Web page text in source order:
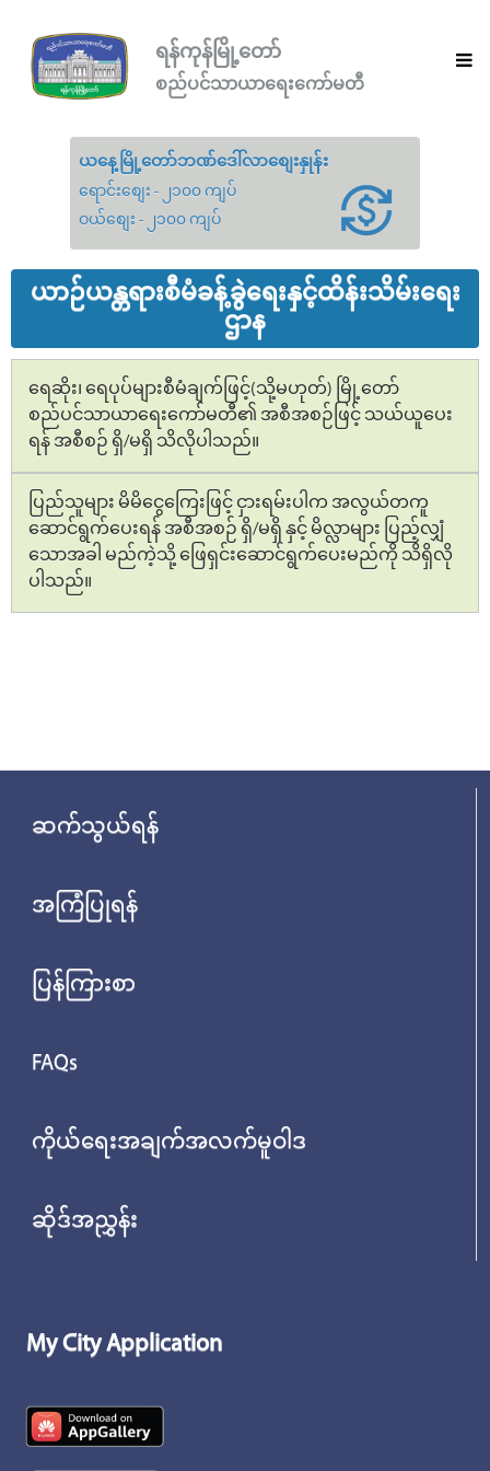
ရန်ကုန်မြို့တော်
စည်ပင်သာယာရေးကော်မတီ
ယနေ့မြို့တော်ဘဏ်ဒေါ်လာစျေးနှုန်း
ရောင်းစျေး - ၂၁၀၀ ကျပ်
ဝယ်စျေး - ၂၁၀၀ ကျပ်
ယာဉ်ယန္တရားစီမံခန့်ခွဲရေးနှင့်ထိန်းသိမ်းရေး
ဌာန
ရေဆိုး၊ ရေပုပ်များစီမံချက်ဖြင့်(သို့မဟုတ်) မြို့တော်
စည်ပင်သာယာရေးကော်မတီ၏ အစီအစဉ်ဖြင့် သယ်ယူပေး
ရန် အစီစဉ် ရှိ/မရှိ သိလိုပါသည်။
ပြည်သူများ မိမိငွေကြေးဖြင့် ငှားရမ်းပါက အလွယ်တကူ
ဆောင်ရွက်ပေးရန် အစီအစဉ် ရှိ/မရှိ နှင့် မိလ္လာများ ပြည့်လျှံ
သောအခါ မည်ကဲ့သို့ ဖြေရှင်းဆောင်ရွက်ပေးမည်ကို သိရှိလို
ပါသည်။
ဆက်သွယ်ရန်
အကြံပြုရန်
ပြန်ကြားစာ
FAQs
ကိုယ်ရေးအချက်အလက်မူဝါဒ
ဆိုဒ်အညွှန်း
My City Application